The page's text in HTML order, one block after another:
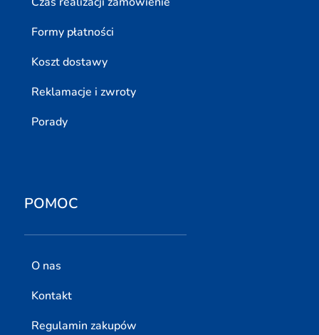
Formy płatności
Koszt dostawy
Reklamacje i zwroty
Porady
POMOC
O nas
Kontakt
Regulamin zakupów